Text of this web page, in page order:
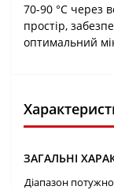
70-90 °С через
простір,
оптимальний
ЗАГАЛЬНІ
Діапазон